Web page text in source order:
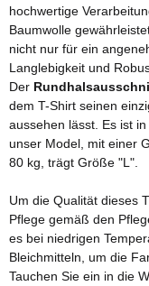
hochwertige
Baumwolle
nicht nur für ein
Langlebigkeit und
Der
dem T-Shirt seinen
aussehen lässt. Es ist
unser Model, mit einer
80 kg, trägt Größe "L".
Um die Qualität dieses
Pflege gemäß den
es bei niedrigen
Bleichmitteln, um die
Tauchen Sie ein in die